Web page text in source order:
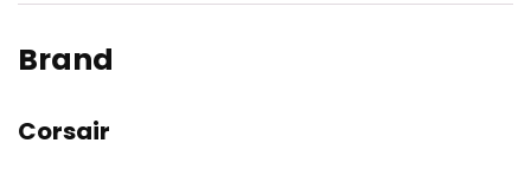
Brand
Corsair